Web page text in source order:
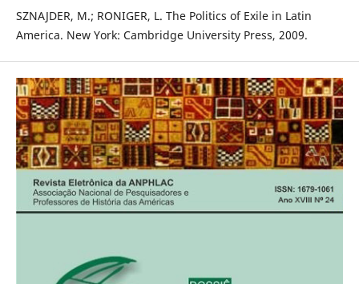
SZNAJDER, M.; RONIGER, L. The Politics of Exile in Latin
America. New York: Cambridge University Press, 2009.